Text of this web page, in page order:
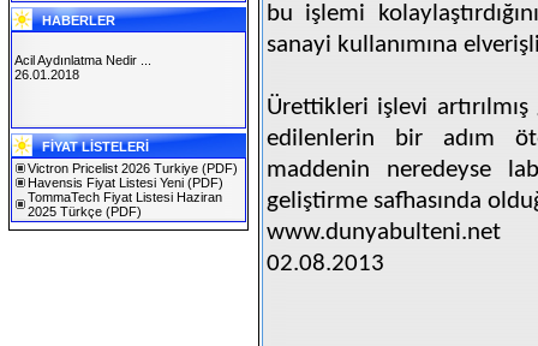
HABERLER
SOLAREX ISTANBUL 2019
30.01.2019
Acil Aydınlatma Nedir ...
26.01.2018
FİYAT LİSTELERİ
Victron Pricelist 2026 Turkiye (PDF)
Havensis Fiyat Listesi Yeni (PDF)
TommaTech Fiyat Listesi Haziran
2025 Türkçe (PDF)
bu işlemi
sanayi kullanımına
Ürettikleri işlevi
edilenlerin bir adım
maddenin neredeyse
geliştirme safhasında
www.dunyabulteni.net
02.08.2013